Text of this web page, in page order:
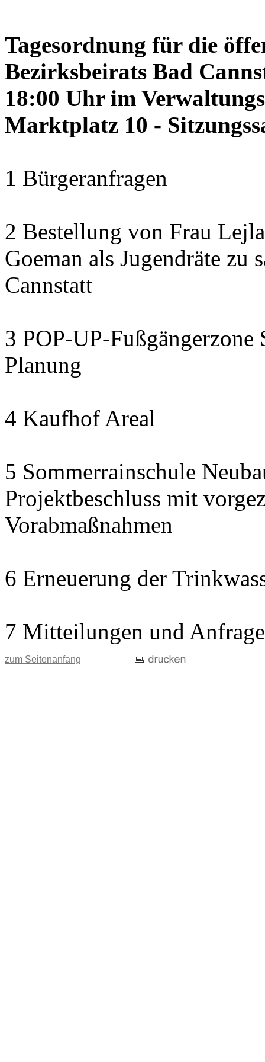
Tagesordnung für die
Bezirksbeirats Bad
18:00 Uhr im
Marktplatz 10 -
1 Bürgeranfragen
2 Bestellung von Frau
Goeman als Jugendräte
Cannstatt
3 POP-UP-Fußgängerzone
Planung
4 Kaufhof Areal
5 Sommerrainschule
Projektbeschluss mit
Vorabmaßnahmen
6 Erneuerung der
7 Mitteilungen und
zum Seitenanfang